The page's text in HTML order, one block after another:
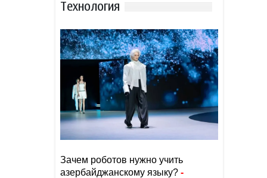
Тexнoлoгия
Зачем роботов нужно учить
азербайджанскому языку? -